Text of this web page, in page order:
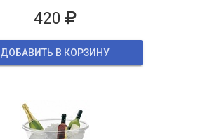
420
ДОБАВИТЬ В КОРЗИНУ